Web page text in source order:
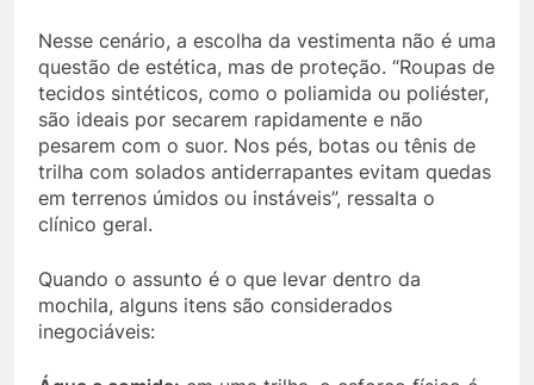
Nesse cenário, a escolha da vestimenta não é uma
questão de estética, mas de proteção. “Roupas de
tecidos sintéticos, como o poliamida ou poliéster,
são ideais por secarem rapidamente e não
pesarem com o suor. Nos pés, botas ou tênis de
trilha com solados antiderrapantes evitam quedas
em terrenos úmidos ou instáveis”, ressalta o
clínico geral.
Quando o assunto é o que levar dentro da
mochila, alguns itens são considerados
inegociáveis: